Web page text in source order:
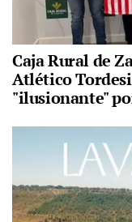
Caja Rural de
Atlético
"ilusionante"